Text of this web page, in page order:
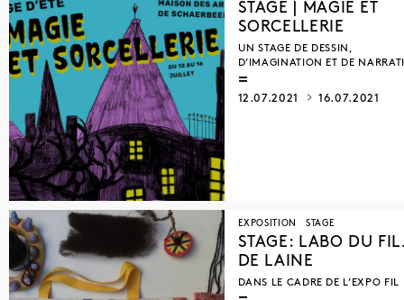
STAGE | MAGIE ET
SORCELLERIE
UN STAGE DE DESSIN,
D’IMAGINATION ET DE
12.07.2021 16.07.2021
EXPOSITION STAGE
STAGE: LABO DU
DE LAINE
DANS LE CADRE DE L’EXPO FIL